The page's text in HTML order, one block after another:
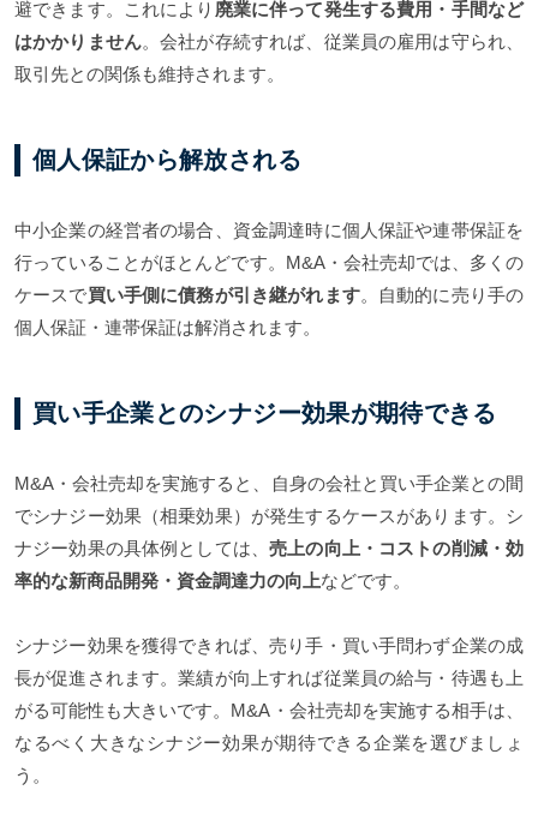
避できます。これにより 廃業に伴って発生する費用・手間など
はかかりません。会社が存続すれば、従業員の雇用は守られ、
取引先との関係も維持されます。
個人保証から解放される
中小企業の経営者の場合、資金調達時に個人保証や連帯保証を
行っていることがほとんどです。M&A・会社売却では、多くの
ケースで買い手側に債務が引き継がれます。自動的に売り手の
個人保証・連帯保証は解消されます。
買い手企業とのシナジー効果が期待できる
M&A・会社売却を実施すると、自身の会社と買い手企業との間
でシナジー効果（相乗効果）が発生するケースがあります。シ
ナジー効果の具体例としては、売上の向上・コストの削減・効
率的な新商品開発・資金調達力の向上などです。
シナジー効果を獲得できれば、売り手・買い手問わず企業の成
長が促進されます。業績が向上すれば従業員の給与・待遇も上
がる可能性も大きいです。M&A・会社売却を実施する相手は、
なるべく大きなシナジー効果が期待できる企業を選びましょ
う。